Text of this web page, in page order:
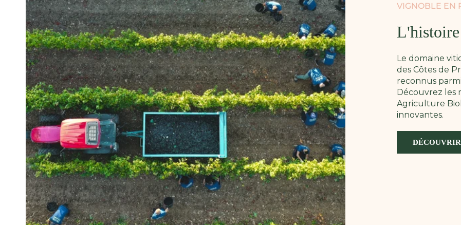
VIGNOBLE EN
Le domaine
des Côtes de
reconnus
Découvrez les
Agriculture
innovantes.